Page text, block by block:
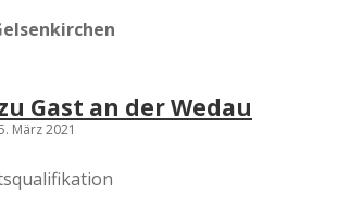
Gast an der Wedau
März 2021